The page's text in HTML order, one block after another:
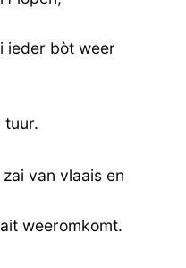
ieder bòt weer
tuur.
van vlaais en
weeromkomt.